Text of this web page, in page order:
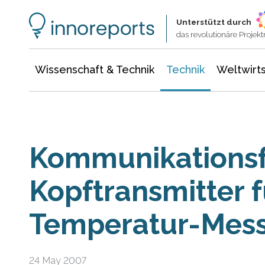
Unterstützt durch
das revolutionäre
Wissenschaft & Technik Technik
Kopftransmitter
Temperatur-
24 May 2007